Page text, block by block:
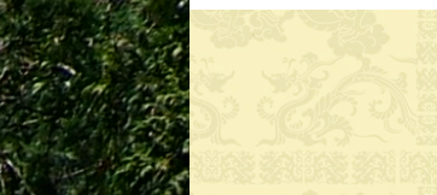
“HỘI NGƯỜI HỌ NGUYỄN VIỆT
NAM” LẦN THỨ NHẤT NGÀY
NỮ DOANH NHÂN NGUYỄN THỊ
THANH TÂM
NỮ DOANH NHÂN NGUYỄN THỊ